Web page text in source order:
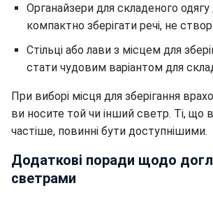
Органайзери для складеного
компактно зберігати речі, не
Стільці або лави з місцем для
стати чудовим варіантом для
При виборі місця для зберігання
ви носите той чи інший светр. Ті, що
частіше, повинні бути доступнішими.
Додаткові поради щодо
светрами